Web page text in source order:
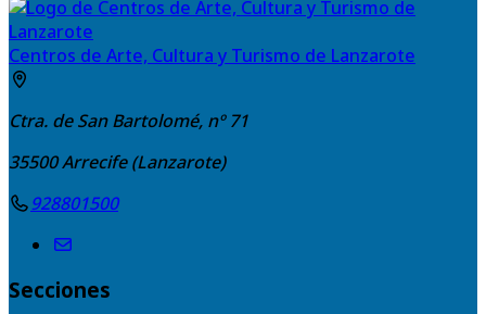
Centros de Arte, Cultura y Turismo de Lanzarote
Ctra. de San Bartolomé, nº 71
35500Arrecife (Lanzarote)
928801500
Secciones